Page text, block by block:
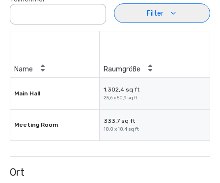
Filter
Name Raumgröße
Main Hall
1.302,4 sq ft
25,6 x 50,9 sq ft
Meeting Room
333,7 sq ft
18,0 x 18,4 sq ft
Ort